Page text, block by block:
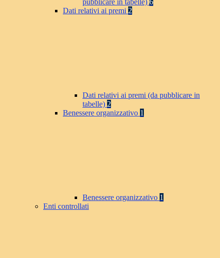
pubblicare in tabelle) 6
Dati relativi ai premi 2
Dati relativi ai premi (da pubblicare in
tabelle) 2
Benessere organizzativo 1
Benessere organizzativo 1
Enti controllati